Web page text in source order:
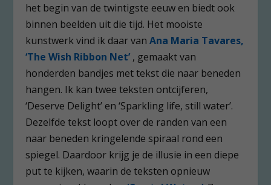
het begin van de twintigste eeuw en biedt ook
binnen beelden uit die tijd. Het mooiste
kunstwerk vind ik daar vanAna Maria Tavares,
‘The Wish Ribbon Net’ , gemaakt van
honderden bandjes met tekst die naar beneden
hangen. Ik kan twee teksten ontcijferen,
‘Deserve Delight’ en ‘Sparkling life, still water’.
Dezelfde tekst loopt over de randen van een
naar beneden kringelende spiraal rond een
spiegel. Daardoor krijg je de illusie in een diepe
put te kijken, waarin de teksten opnieuw